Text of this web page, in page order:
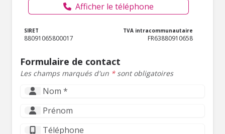
Afficher le téléphone
SIRET
88091065800017
TVA intracommunautaire
FR63880910658
Formulaire de contact
Les champs marqués d'un *sont obligatoires